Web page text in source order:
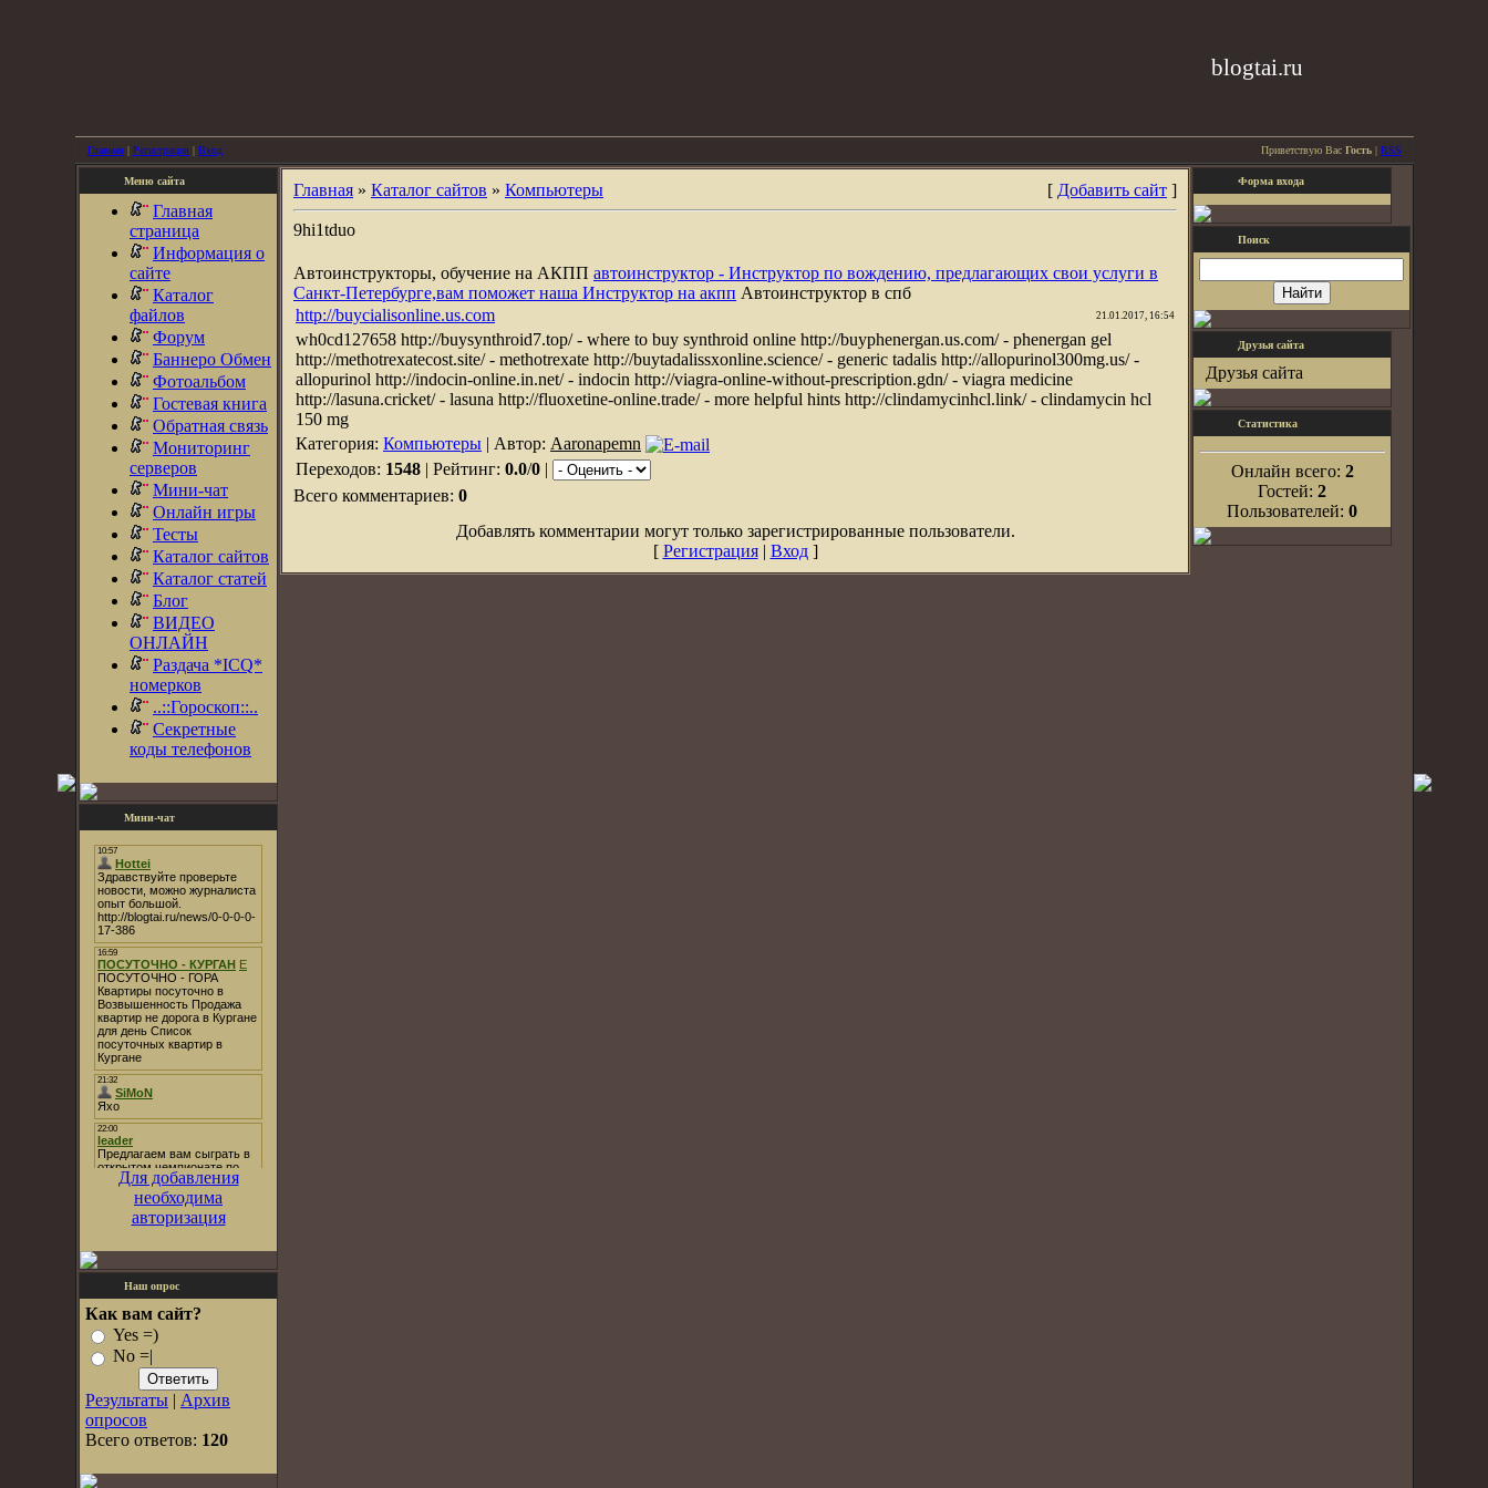
blogtai.ru
Главная | Регистрация | Вход Приветствую Вас Гость | RSS
Меню сайта
Главная
страница
Информация о
сайте
Каталог
файлов
Форум
Баннеро Обмен
Фотоальбом
Гостевая книга
Обратная связь
Мониторинг
серверов
Мини-чат
Онлайн игры
Тесты
Каталог сайтов
Каталог статей
Блог
ВИДЕО
ОНЛАЙН
Раздача *ICQ*
номерков
..::Гороскоп::..
Секретные
коды телефонов
Мини-чат
Для добавления
необходима
авторизация
Наш опрос
Как вам сайт?
Yes =)
No =|
Результаты | Архив
опросов
Всего ответов: 120
Главная » Каталог сайтов » Компьютеры [ Добавить сайт ]
9hi1tduo
Автоинструкторы, обучение на АКПП автоинструктор - Инструктор по вождению, предлагающих свои услуги в
Санкт-Петербурге,вам поможет наша Инструктор на акпп Автоинструктор в спб
http://buycialisonline.us.com
21.01.2017, 16:54
wh0cd127658 http://buysynthroid7.top/ - where to buy synthroid online http://buyphenergan.us.com/ - phenergan gel
http://methotrexatecost.site/ - methotrexate http://buytadalissxonline.science/ - generic tadalis http://allopurinol300mg.us/ -
allopurinol http://indocin-online.in.net/ - indocin http://viagra-online-without-prescription.gdn/ - viagra medicine
http://lasuna.cricket/ - lasuna http://fluoxetine-online.trade/ - more helpful hints http://clindamycinhcl.link/ - clindamycin hcl
150 mg
Категория: Компьютеры | Автор: Aaronapemn
Переходов: 1548 | Рейтинг: 0.0/0 |
Всего комментариев: 0
Добавлять комментарии могут только зарегистрированные пользователи.
[ Регистрация| Вход]
Форма входа
Поиск
Друзья сайта
Друзья сайта
Статистика
Онлайн всего: 2
Гостей: 2
Пользователей: 0